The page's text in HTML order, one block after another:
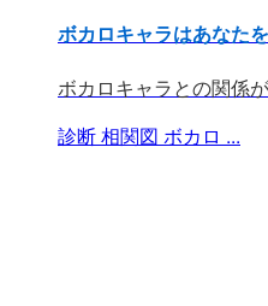
ボカロキャラはあなた
ボカロキャラとの関係
診断相関図 ボカロ ...